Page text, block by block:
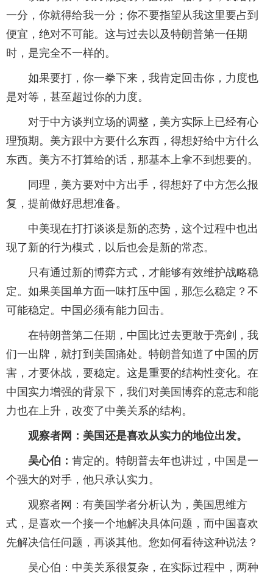
一分，你就得给我一分；你不要指望从我这里要占到
便宜，绝对不可能。这与过去以及特朗普第一任期
时，是完全不一样的。
如果要打，你一拳下来，我肯定回击你，力度也
是对等，甚至超过你的力度。
对于中方谈判立场的调整，美方实际上已经有心
理预期。美方跟中方要什么东西，得想好给中方什么
东西。美方不打算给的话，那基本上拿不到想要的。
同理，美方要对中方出手，得想好了中方怎么报
复，提前做好思想准备。
中美现在打打谈谈是新的态势，这个过程中也出
现了新的行为模式，以后也会是新的常态。
只有通过新的博弈方式，才能够有效维护战略稳
定。如果美国单方面一味打压中国，那怎么稳定？不
可能稳定。中国必须有能力回击。
在特朗普第二任期，中国比过去更敢于亮剑，我
们一出牌，就打到美国痛处。特朗普知道了中国的厉
害，才要休战，要稳定。这是重要的结构性变化。在
中国实力增强的背景下，我们对美国博弈的意志和能
力也在上升，改变了中美关系的结构。
观察者网：美国还是喜欢从实力的地位出发。
吴心伯： 肯定的。特朗普去年也讲过，中国是一
个强大的对手，他只承认实力。
观察者网：有美国学者分析认为，美国思维方
式，是喜欢一个接一个地解决具体问题，而中国喜欢
先解决信任问题，再谈其他。您如何看待这种说法？
吴心伯：中美关系很复杂，在实际过程中，两种